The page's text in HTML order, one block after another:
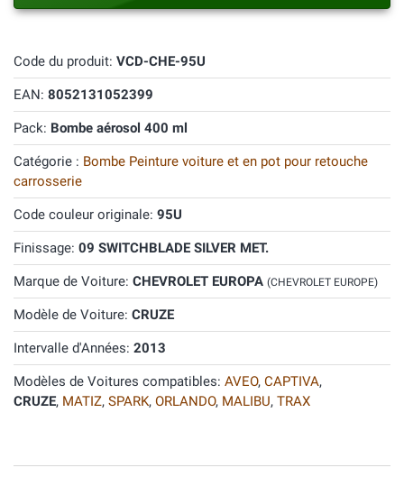
Code du produit: VCD-CHE-95U
EAN: 8052131052399
Pack: Bombe aérosol 400 ml
Catégorie : Bombe Peinture voiture et en pot pour retouche
carrosserie
Code couleur originale: 95U
Finissage: 09 SWITCHBLADE SILVER MET.
Marque de Voiture: CHEVROLET EUROPA (CHEVROLET EUROPE)
Modèle de Voiture: CRUZE
Intervalle d'Années: 2013
Modèles de Voitures compatibles: AVEO, CAPTIVA,
CRUZE, MATIZ, SPARK, ORLANDO, MALIBU, TRAX